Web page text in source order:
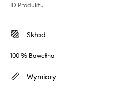
ID Produktu
Skład
100 % Bawełna
Wymiary